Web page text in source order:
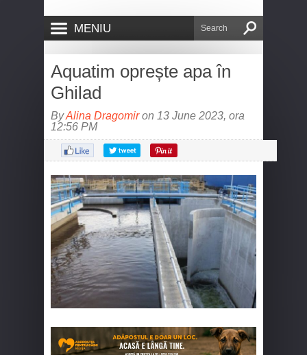
MENIU
Aquatim oprește apa în
Ghilad
ByAlina Dragomiron 13 June 2023, ora
12:56 PM